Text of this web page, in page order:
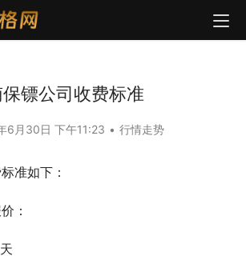
镖公司收费标准
6月30日 下午11:23 • 行情走势
准如下：
：